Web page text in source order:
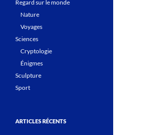
Regard sur le monde
Nature
Voyages
Sciences
Cryptologie
Énigmes
Sculpture
Sport
ARTICLES RÉCENTS